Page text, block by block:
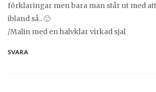
förklaringar men bara man står ut med
ibland så.. 🙂
/Malin med en halvklar virkad sjal
SVARA